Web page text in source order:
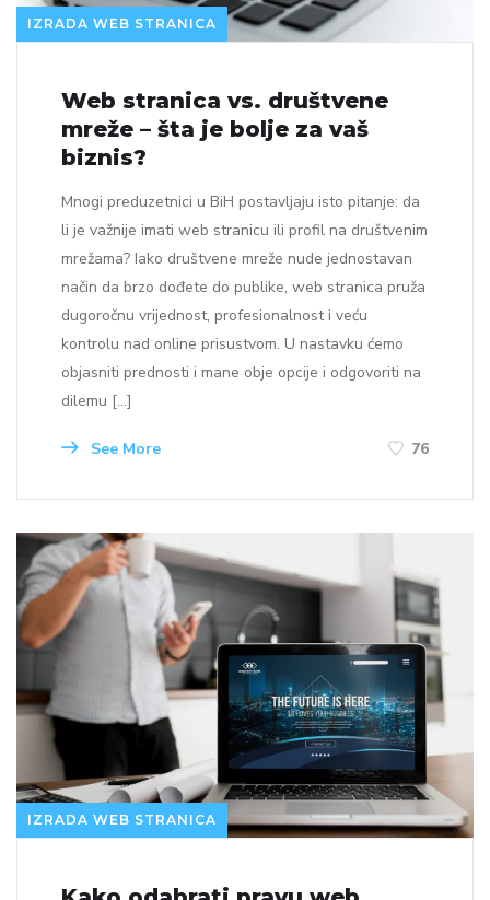
IZRADA WEB STRANICA
Web stranica vs. društvene
mreže – šta je bolje za vaš
biznis?
Mnogi preduzetnici u BiH postavljaju isto pitanje: da
li je važnije imati web stranicu ili profil na društvenim
mrežama? Iako društvene mreže nude jednostavan
način da brzo dođete do publike, web stranica pruža
dugoročnu vrijednost, profesionalnost i veću
kontrolu nad online prisustvom. U nastavku ćemo
objasniti prednosti i mane obje opcije i odgovoriti na
dilemu […]
See More 76
IZRADA WEB STRANICA